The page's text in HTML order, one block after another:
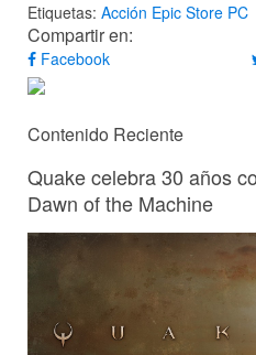
Etiquetas: Acción Epic Store PC
Compartir en:
Facebook
Contenido Reciente
Quake celebra 30 años
Dawn of the Machine